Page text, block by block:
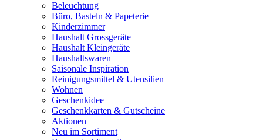
Beleuchtung
Büro, Basteln & Papeterie
Kinderzimmer
Haushalt Grossgeräte
Haushalt Kleingeräte
Haushaltswaren
Saisonale Inspiration
Reinigungsmittel & Utensilien
Wohnen
Geschenkidee
Geschenkkarten & Gutscheine
Aktionen
Neu im Sortiment